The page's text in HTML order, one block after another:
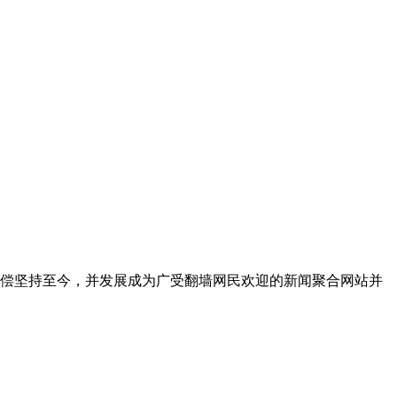
持至今，并发展成为广受翻墙网民欢迎的新闻聚合网站并